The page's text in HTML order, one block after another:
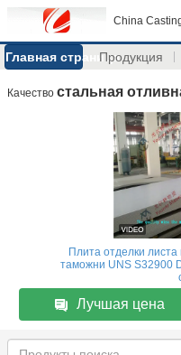
China
Главная страницаПродукция
Качество стальная
Плита отделки
таможни UNS S32900
Лучшая цена